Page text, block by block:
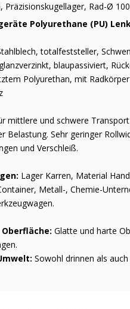
Präzisionskugellager, Rad-Ø
Polyurethane (PU)
totalfeststeller,
blaupassiviert,
Polyurethan, mit
mittlere und schwere
Belastung. Sehr geringer
und Verschleiß.
Lager Karren, Material
Metall-, Chemie-
Glatte und harte
Sowohl drinnen als